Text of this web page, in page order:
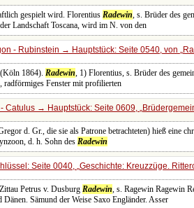
gespielt wird. FlorentiusRadewin, s. Brüder des
Landschaft Toscana, wird im N. von den
- Rubinstein → Hauptstück: Seite 0540, von
(Köln 1864).Radewin, 1) Florentius, s. Brüder des
radförmiges Fenster mit profilierten
Catulus → Hauptstück: Seite 0609,
d. Gr., die sie als Patrone betrachteten) hieß eine
d. h. Sohn desRadewin
Seite 0040, Geschichte: Kreuzzüge.
Petrus v. DusburgRadewin, s. Ragewin Ragewin
Sämund der Weise Saxo Engländer. Asser